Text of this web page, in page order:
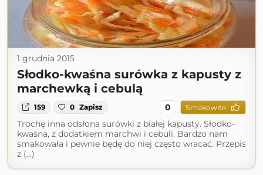
1 grudnia 2015
Słodko-kwaśna surówka z kapusty z
marchewką i cebulą
159 0 Zapisz 0 Smakowite
Trochę inna odsłona surówki z białej kapusty. Słodko-
kwaśna, z dodatkiem marchwi i cebuli. Bardzo nam
smakowała i pewnie będę do niej często wracać. Przepis
z (...)